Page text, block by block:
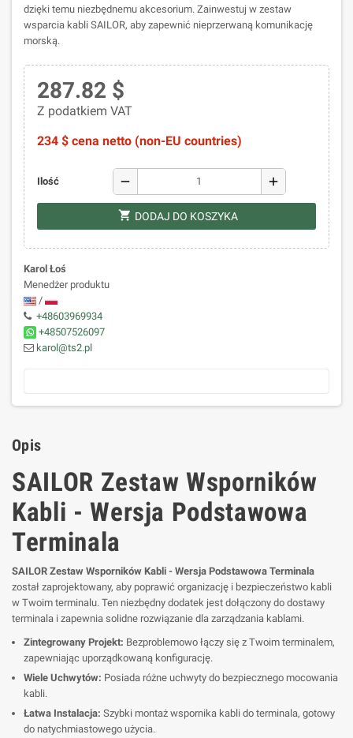
dzięki temu niezbędnemu akcesorium. Zainwestuj w zestaw
wsparcia kabli SAILOR, aby zapewnić nieprzerwaną komunikację
morską.
287.82 $
Z podatkiem VAT
234 $ cena netto (non-EU countries)
Ilość remove add
shopping_cart DODAJ DO KOSZYKA
Karol Łoś
Menedżer produktu
/
+48603969934
+48507526097
karol@ts2.pl
Opis
SAILOR Zestaw Wsporników
Kabli - Wersja Podstawowa
Terminala
SAILOR Zestaw Wsporników Kabli - Wersja Podstawowa Terminala
został zaprojektowany, aby poprawić organizację i bezpieczeństwo kabli
w Twoim terminalu. Ten niezbędny dodatek jest dołączony do dostawy
terminala i zapewnia solidne rozwiązanie dla zarządzania kablami.
Zintegrowany Projekt: Bezproblemowo łączy się z Twoim terminalem,
zapewniając uporządkowaną konfigurację.
Wiele Uchwytów: Posiada różne uchwyty do bezpiecznego mocowania
kabli.
Łatwa Instalacja: Szybki montaż wspornika kabli do terminala, gotowy
do natychmiastowego użycia.